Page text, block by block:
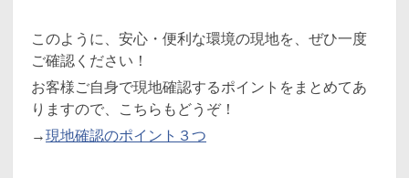
このように、安心・便利な環境の現地を、ぜひ一度
ご確認ください！
お客様ご自身で現地確認するポイントをまとめてあ
りますので、こちらもどうぞ！
→現地確認のポイント３つ